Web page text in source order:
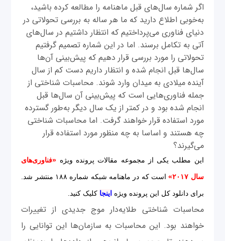
اگر شماره سال‌های قبل ماهنامه را مطالعه کرده باشید،
به‌خوبی اطلاع دارید که ما هر ساله به بررسی تحولاتی در
دنیای فناوری می‌پرداختیم که انتظار داشتیم در سال‌های
آتی به تکامل برسند. اما در این شماره تصمیم گرفتیم
تحولاتی را مورد بررسی قرار دهیم که پیش‌بینی آن‌ها
سال‌ها قبل انجام شده و انتظار داریم دست کم از سال
آینده میلادی به میدان وارد شوند. محاسبات شناختی از
جمله فناوری‌هایی است که پیش‌بینی آن سال‌ها قبل
انجام شده بود و در کمتر از یک سال دیگر به‌طور گسترده
مورد استفاده قرار خواهند گرفت. اما محاسبات شناختی
چه هستند و اساسا به چه منظور مورد استفاده قرار
می‌گیرند؟
این مطلب یکی از مجموعه مقالات پرونده ویژه «فناوری‌های
سال ۲۰۱۷» است که در ماهنامه شبکه شماره ۱۸۸ منتشر شد.
برای دانلود کل این پرونده ویژه اینجا کلیک کنید.
محاسبات شناختی طلایه‌دار موج جدیدی از تغییرات
خواهند بود. این محاسبات به سازمان‌ها این توانایی را